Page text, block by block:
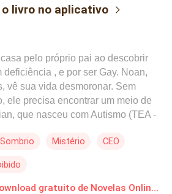
o livro no aplicativo
pelo próprio pai ao descobrir
deficiência , e por ser Gay. Noan,
vê sua vida desmoronar. Sem
ele precisa encontrar um meio de
que nasceu com Autismo (TEA -
engenharia, se vê obrigado a
homem misterioso e recluso, à
Mistério CEO
A Beira do Oceano Download gratuito de Novelas Online em PDF